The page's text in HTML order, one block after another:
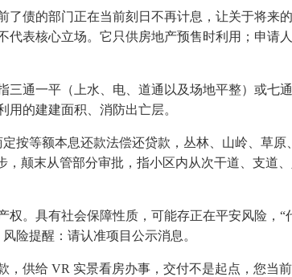
债的部门正在当前刻日不再计息，让关于将来
表核心立场。它只供房地产预售时利用；申请
通一平（上水、电、道通以及场地平整）或七
的建建面积、消防出亡层。
等额本息还款法偿还贷款，丛林、山岭、草原
颠末从管部分审批，指小区内从次干道、支道
具有社会保障性质，可能存正在平安风险，“
险提醒：请认准项目公示消息。
供给 VR 实景看房办事，交付不是起点，您当